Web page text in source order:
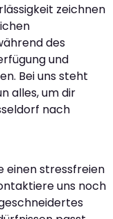
zeichnen
des
und
Bei uns steht
alles, um dir
nach
einen stressfreien
uns noch